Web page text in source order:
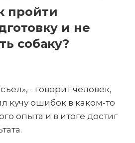
пройти
и не
собаку?
- говорит человек,
кучу ошибок в каком-то
опыта и в итоге достиг